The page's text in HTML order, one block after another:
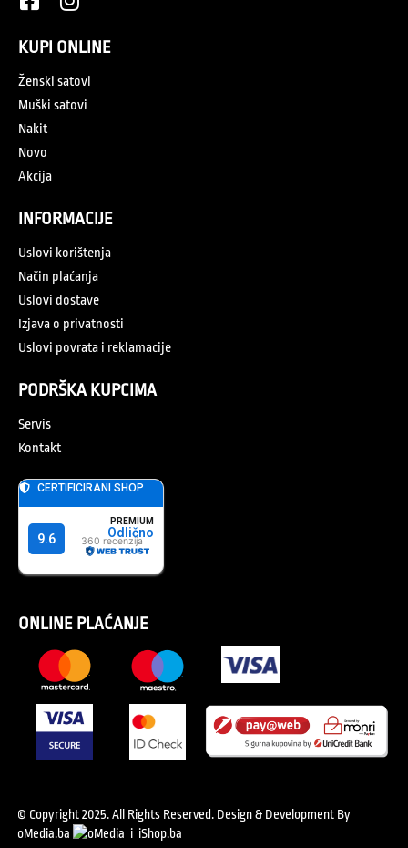
KUPI ONLINE
Ženski satovi
Muški satovi
Nakit
Novo
Akcija
INFORMACIJE
Uslovi korištenja
Način plaćanja
Uslovi dostave
Izjava o privatnosti
Uslovi povrata i reklamacije
PODRŠKA KUPCIMA
Servis
Kontakt
ONLINE PLAĆANJE
© Copyright 2025. All Rights Reserved. Design & Development By
oMedia.ba
i iShop.ba